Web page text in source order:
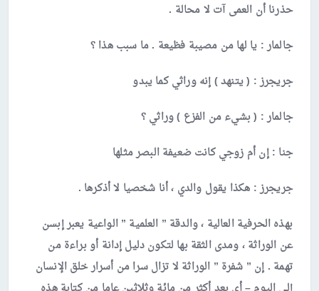
حذرنا أن العمى آت لا محالة .
جالمار: يا لها من مصيبة فظيعة . ما سبب هذا ؟
جريجرز: ( يتنهد ) إنه وراثي كما يبدو
جالمار: ( بشيء من الفزع ) وراثي ؟
جنا : إن أم زوجي كانت ضعيفة البصر مثلها
جريجرز: هكذا يقول والدي ، أنا شخصيا لا أذكرها .
بهذه الحرفية العالية ، والدقة ” العلمية ” الواعية يعبر إبسن
عن الوراثة ، ومدى الثقة بها لتكون دليل إدانة أو براءة من
تهمة . إن ” شفرة ” الوراثة لا تزال سرا من أسرار خلق الإنسان